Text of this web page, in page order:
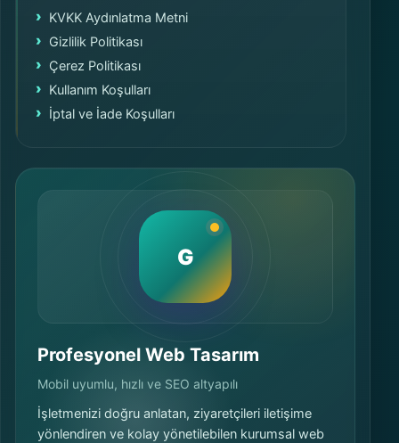
KVKK Aydınlatma Metni
Gizlilik Politikası
Çerez Politikası
Kullanım Koşulları
İptal ve İade Koşulları
G
Profesyonel Web Tasarım
Mobil uyumlu, hızlı ve SEO altyapılı
İşletmenizi doğru anlatan, ziyaretçileri iletişime
yönlendiren ve kolay yönetilebilen kurumsal web